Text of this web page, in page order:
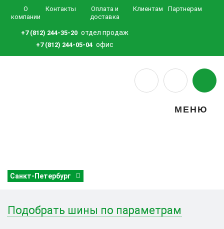
О
компании
Контакты
Оплата и
доставка
Клиентам Партнерам
+7 (812) 244-35-20 отдел продаж
+7 (812) 244-05-04 офис
Санкт-Петербург
МЕНЮ
Подобрать шины по параметрам